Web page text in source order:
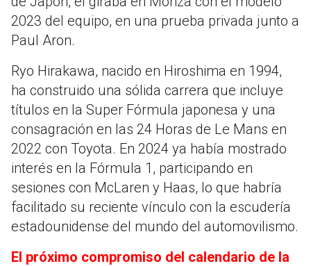
2023 del equipo, en una prueba privada junto a
Paul Aron.
Ryo Hirakawa, nacido en Hiroshima en 1994,
ha construido una sólida carrera que incluye
títulos en la Super Fórmula japonesa y una
consagración en las 24 Horas de Le Mans en
2022 con Toyota. En 2024 ya había mostrado
interés en la Fórmula 1, participando en
sesiones con McLaren y Haas, lo que habría
facilitado su reciente vínculo con la escudería
estadounidense del mundo del automovilismo.
El próximo compromiso del calendario de la